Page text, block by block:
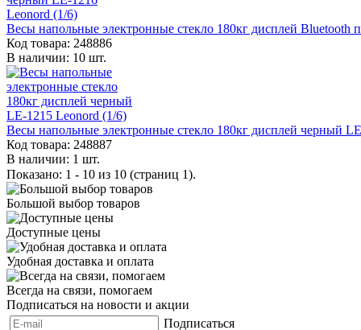
Весы напольные электронные стекло 180кг дисплей Bluetooth
Код товара: 248886
В наличии: 10 шт.
Весы напольные электронные стекло 180кг дисплей черный
Код товара: 248887
В наличии: 1 шт.
Показано: 1 - 10 из 10 (страниц 1).
Большой выбор товаров
Доступные цены
Удобная доставка и оплата
Всегда на связи, помогаем
Подписаться на новости и акции
Подписаться